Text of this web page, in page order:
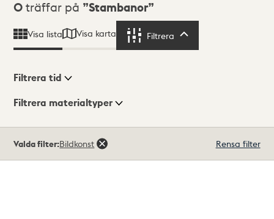
Sökresultat
0 träffar på Stambanor
Visa lista Visa karta Filtrera
Visningsläge
Filtrera tid
Filtrera materialtyper
träffar
Valda filter:Bildkonst Rensa filter